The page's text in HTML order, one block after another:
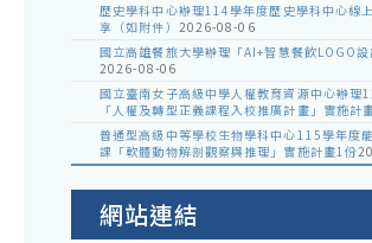
歷史學科中心辦理114學年度歷史學科中心線
享（如附件） 2026-08-06
國立高雄餐旅大學辦理「AI+智慧餐飲LOGO
2026-08-06
國立臺南女子高級中學人權教育資源中心辦理
「人權及轉型正義課程入校推廣計畫」實施計
普通型高級中等學校生物學科中心115學年度
課「軟體動物解剖觀察與推理」實施計畫1份
網站連結